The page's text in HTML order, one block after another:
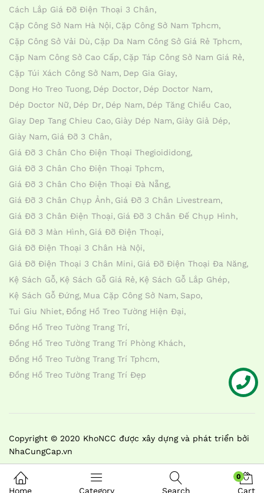
Cách Lắp Giá Đỡ Điện Thoại 3 Chân
Cặp Công Sở Nam Hà Nội Cặp Công Sở Nam Tphcm
Cặp Công Sở Vải Dù Cặp Da Nam Công Sở Giá Rẻ Tphcm
Cặp Nam Công Sở Cao Cấp Cặp Táp Công Sở Nam Giá Rẻ
Cặp Túi Xách Công Sở Nam Dep Gia Giay
Dong Ho Treo Tuong Dép Doctor Dép Doctor Nam
Dép Doctor Nữ Dép Dr Dép Nam Dép Tăng Chiều Cao
Giay Dep Tang Chieu Cao Giày Dép Nam Giày Giả Dép
Giày Nam Giá Đỡ 3 Chân
Giá Đỡ 3 Chân Cho Điện Thoại Thegioididong
Giá Đỡ 3 Chân Cho Điện Thoại Tphcm
Giá Đỡ 3 Chân Cho Điện Thoại Đà Nẵng
Giá Đỡ 3 Chân Chụp Ảnh Giá Đỡ 3 Chân Livestream
Giá Đỡ 3 Chân Điện Thoại Giá Đỡ 3 Chân Đế Chụp Hình
Giá Đỡ 3 Màn Hình Giá Đỡ Điện Thoại
Giá Đỡ Điện Thoại 3 Chân Hà Nội
Giá Đỡ Điện Thoại 3 Chân Mini Giá Đỡ Điện Thoại Đa Năng
Kệ Sách Gỗ Kệ Sách Gỗ Giá Rẻ Kệ Sách Gỗ Lắp Ghép
Kệ Sách Gỗ Đứng Mua Cặp Công Sở Nam Sapo
Tui Giu Nhiet Đồng Hồ Treo Tường Hiện Đại
Đồng Hồ Treo Tường Trang Trí
Đồng Hồ Treo Tường Trang Trí Phòng Khách
Đồng Hồ Treo Tường Trang Trí Tphcm
Đồng Hồ Treo Tường Trang Trí Đẹp
Copyright © 2020 KhoNCC được xây dựng và phát triển bởi
NhaCungCap.vn
Home Category Search
0
Cart
Liên hệ